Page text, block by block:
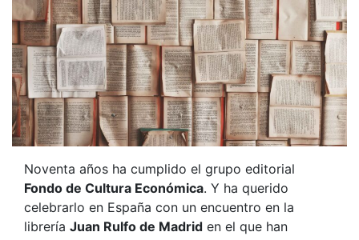
Noventa años ha cumplido el grupo editorial
Fondo de Cultura Económica. Y ha querido
celebrarlo en España con un encuentro en la
librería Juan Rulfo de Madrid en el que han